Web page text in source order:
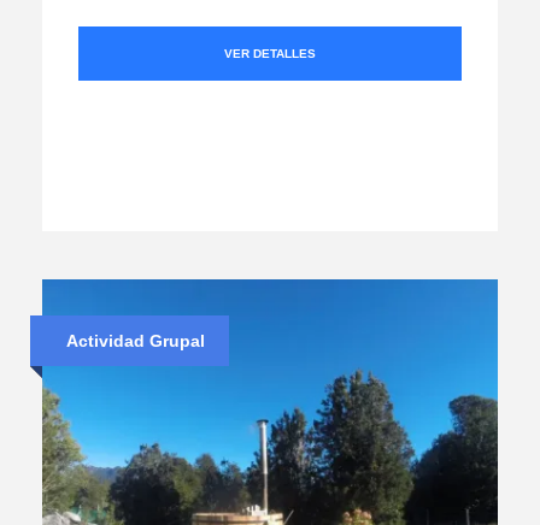
VER DETALLES
Actividad Grupal